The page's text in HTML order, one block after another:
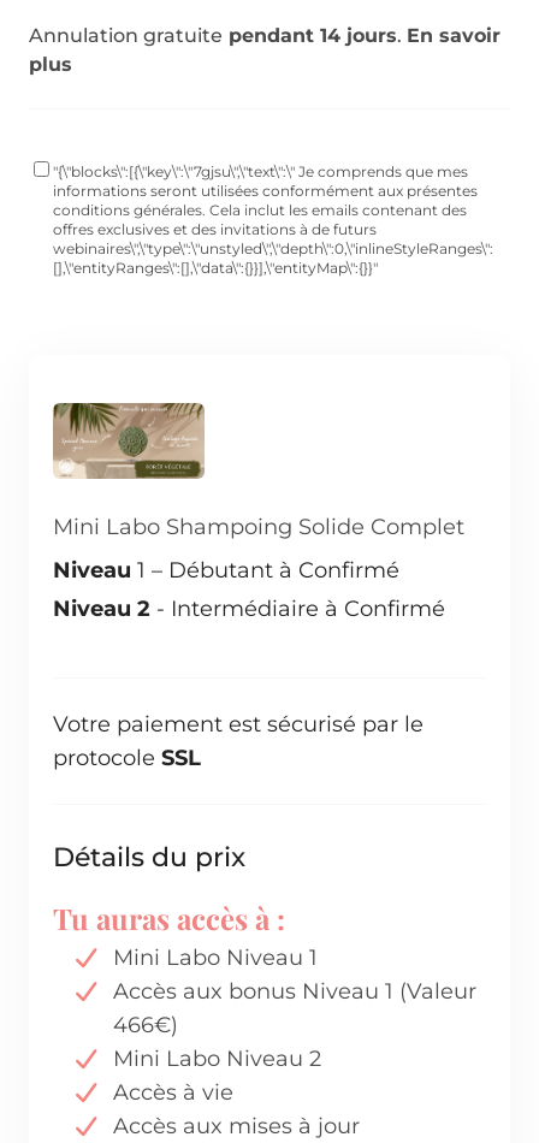
Annulation gratuite pendant 14 jours. En savoir
plus
"{\"blocks\":[{\"key\":\"7gjsu\",\"text\":\" Je comprends que mes
informations seront utilisées conformément aux présentes
conditions générales. Cela inclut les emails contenant des
offres exclusives et des invitations à de futurs
webinaires\",\"type\":\"unstyled\",\"depth\":0,\"inlineStyleRanges\":
[],\"entityRanges\":[],\"data\":{}}],\"entityMap\":{}}"
Mini Labo Shampoing Solide Complet
Niveau 1 – Débutant à Confirmé
Niveau 2 - Intermédiaire à Confirmé
Votre paiement est sécurisé par le
protocole SSL
Détails du prix
Tu auras accès à :
Mini Labo Niveau 1
Accès aux bonus Niveau 1 (Valeur
466€)
Mini Labo Niveau 2
Accès à vie
Accès aux mises à jour